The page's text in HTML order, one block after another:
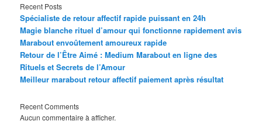
Recent Posts
Spécialiste de retour affectif rapide puissant en 24h
Magie blanche rituel d’amour qui fonctionne rapidement avis
Marabout envoûtement amoureux rapide
Retour de l’Être Aimé : Medium Marabout en ligne des
Rituels et Secrets de l’Amour
Meilleur marabout retour affectif paiement après résultat
Recent Comments
Aucun commentaire à afficher.